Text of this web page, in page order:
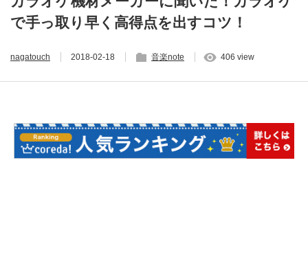
で手っ取り早く高得点を出すコツ！
nagatouch 2018-02-18 音楽note 406 view